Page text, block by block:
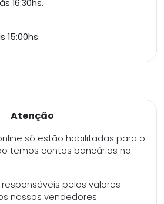
16:30hs.
15:00hs.
Atenção
só estão habilitadas para o
temos contas bancárias no
pelos valores
nossos vendedores.